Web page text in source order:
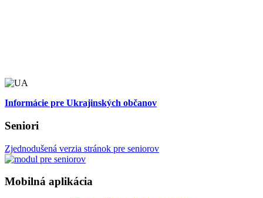
Informácie pre Ukrajinských občanov
Seniori
Zjednodušená verzia stránok pre seniorov
Mobilná aplikácia